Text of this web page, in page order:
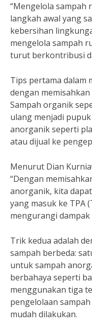
“Mengelola sampah
langkah awal yang
kebersihan
mengelola sampah
turut berkontribusi
Tips pertama dalam
dengan
Sampah organik
ulang menjadi
anorganik seperti
atau dijual ke
Menurut Dian
“Dengan
anorganik, kita
yang masuk ke TPA
mengurangi
Trik kedua adalah
sampah berbeda:
untuk sampah
berbahaya seperti
menggunakan tiga
pengelolaan
mudah dilakukan.